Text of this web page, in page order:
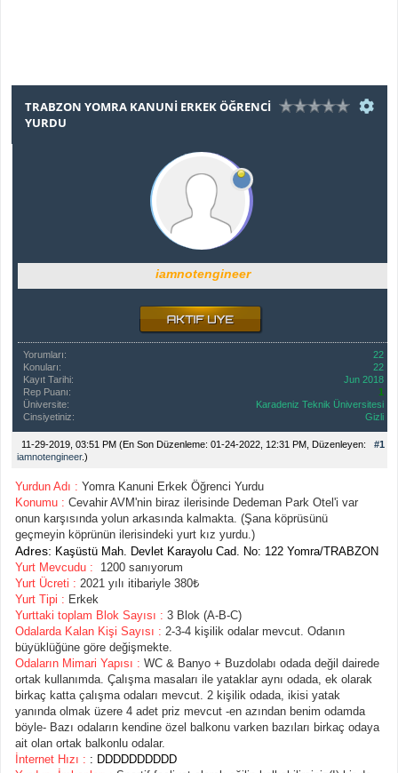
TRABZON YOMRA KANUNİ ERKEK ÖĞRENCİ
YURDU
iamnotengineer
Yorumları:
22
Konuları:
22
Kayıt Tarihi:
Jun 2018
Rep Puanı:
1
Üniversite:
Karadeniz Teknik Üniversitesi
Cinsiyetiniz:
Gizli
#1
11-29-2019, 03:51 PM (En Son Düzenleme: 01-24-2022, 12:31 PM, Düzenleyen:
iamnotengineer.)
Yurdun Adı : Yomra Kanuni Erkek Öğrenci Yurdu
Konumu : Cevahir AVM'nin biraz ilerisinde Dedeman Park Otel'i var
onun karşısında yolun arkasında kalmakta. (Şana köprüsünü
geçmeyin köprünün ilerisindeki yurt kız yurdu.)
Adres: Kaşüstü Mah. Devlet Karayolu Cad. No: 122 Yomra/TRABZON
Yurt Mevcudu : 1200 sanıyorum
Yurt Ücreti : 2021 yılı itibariyle 380₺
Yurt Tipi : Erkek
Yurttaki toplam Blok Sayısı : 3 Blok (A-B-C)
Odalarda Kalan Kişi Sayısı : 2-3-4 kişilik odalar mevcut. Odanın
büyüklüğüne göre değişmekte.
Odaların Mimari Yapısı : WC & Banyo + Buzdolabı odada değil dairede
ortak kullanımda. Çalışma masaları ile yataklar aynı odada, ek olarak
birkaç katta çalışma odaları mevcut. 2 kişilik odada, ikisi yatak
yanında olmak üzere 4 adet priz mevcut -en azından benim odamda
böyle- Bazı odaların kendine özel balkonu varken bazıları birkaç odaya
ait olan ortak balkonlu odalar.
İnternet Hızı : : DDDDDDDDDD